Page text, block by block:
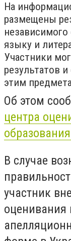
На
размещены
языку и
Участники
результатов
этим
Об этом
центра
В случае
участник
оценивания